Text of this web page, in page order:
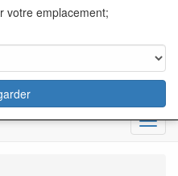
Menu
votre emplacement;